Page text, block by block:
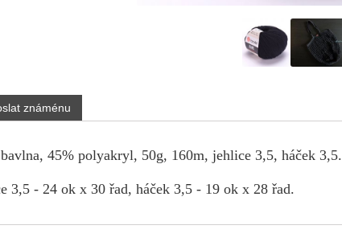
známénu
45% polyakryl, 50g, 160m, jehlice 3,5, háček 3,5.
3,5 - 24 ok x 30 řad, háček 3,5 - 19 ok x 28 řad.